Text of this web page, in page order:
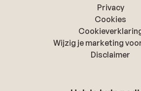
Privacy
Cookies
Wijzig je marketing
Disclaimer